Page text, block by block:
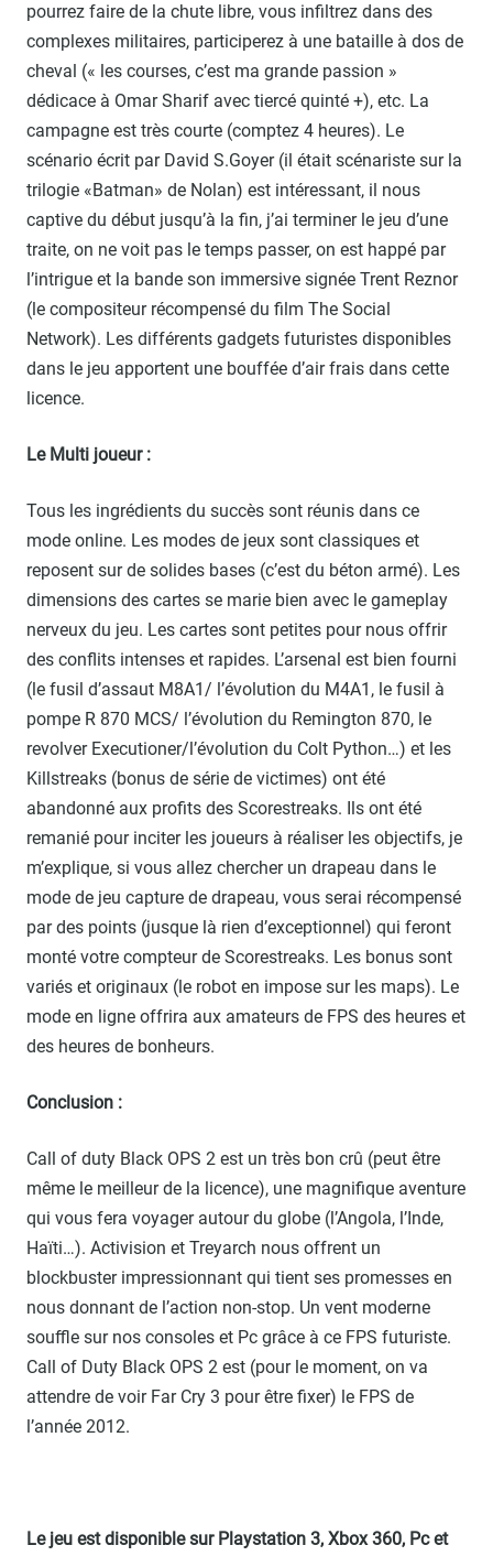
pourrez faire de la chute libre, vous infiltrez dans des
complexes militaires, participerez à une bataille à dos de
cheval (« les courses, c’est ma grande passion »
dédicace à Omar Sharif avec tiercé quinté +), etc. La
campagne est très courte (comptez 4 heures). Le
scénario écrit par David S.Goyer (il était scénariste sur la
trilogie «Batman» de Nolan) est intéressant, il nous
captive du début jusqu’à la fin, j’ai terminer le jeu d’une
traite, on ne voit pas le temps passer, on est happé par
l’intrigue et la bande son immersive signée Trent Reznor
(le compositeur récompensé du film The Social
Network). Les différents gadgets futuristes disponibles
dans le jeu apportent une bouffée d’air frais dans cette
licence.
Le Multi joueur :
Tous les ingrédients du succès sont réunis dans ce
mode online. Les modes de jeux sont classiques et
reposent sur de solides bases (c’est du béton armé). Les
dimensions des cartes se marie bien avec le gameplay
nerveux du jeu. Les cartes sont petites pour nous offrir
des conflits intenses et rapides. L’arsenal est bien fourni
(le fusil d’assaut M8A1/ l’évolution du M4A1, le fusil à
pompe R 870 MCS/ l’évolution du Remington 870, le
revolver Executioner/l’évolution du Colt Python…) et les
Killstreaks (bonus de série de victimes) ont été
abandonné aux profits des Scorestreaks. Ils ont été
remanié pour inciter les joueurs à réaliser les objectifs, je
m’explique, si vous allez chercher un drapeau dans le
mode de jeu capture de drapeau, vous serai récompensé
par des points (jusque là rien d’exceptionnel) qui feront
monté votre compteur de Scorestreaks. Les bonus sont
variés et originaux (le robot en impose sur les maps). Le
mode en ligne offrira aux amateurs de FPS des heures et
des heures de bonheurs.
Conclusion :
Call of duty Black OPS 2 est un très bon crû (peut être
même le meilleur de la licence), une magnifique aventure
qui vous fera voyager autour du globe (l’Angola, l’Inde,
Haïti…). Activision et Treyarch nous offrent un
blockbuster impressionnant qui tient ses promesses en
nous donnant de l’action non-stop. Un vent moderne
souffle sur nos consoles et Pc grâce à ce FPS futuriste.
Call of Duty Black OPS 2 est (pour le moment, on va
attendre de voir Far Cry 3 pour être fixer) le FPS de
l’année 2012.
Le jeu est disponible sur Playstation 3, Xbox 360, Pc et